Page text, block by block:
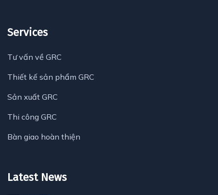
Services
Tư vấn về GRC
Thiết kế sản phẩm GRC
Sản xuất GRC
Thi công GRC
Bàn giao hoàn thiện
Latest News